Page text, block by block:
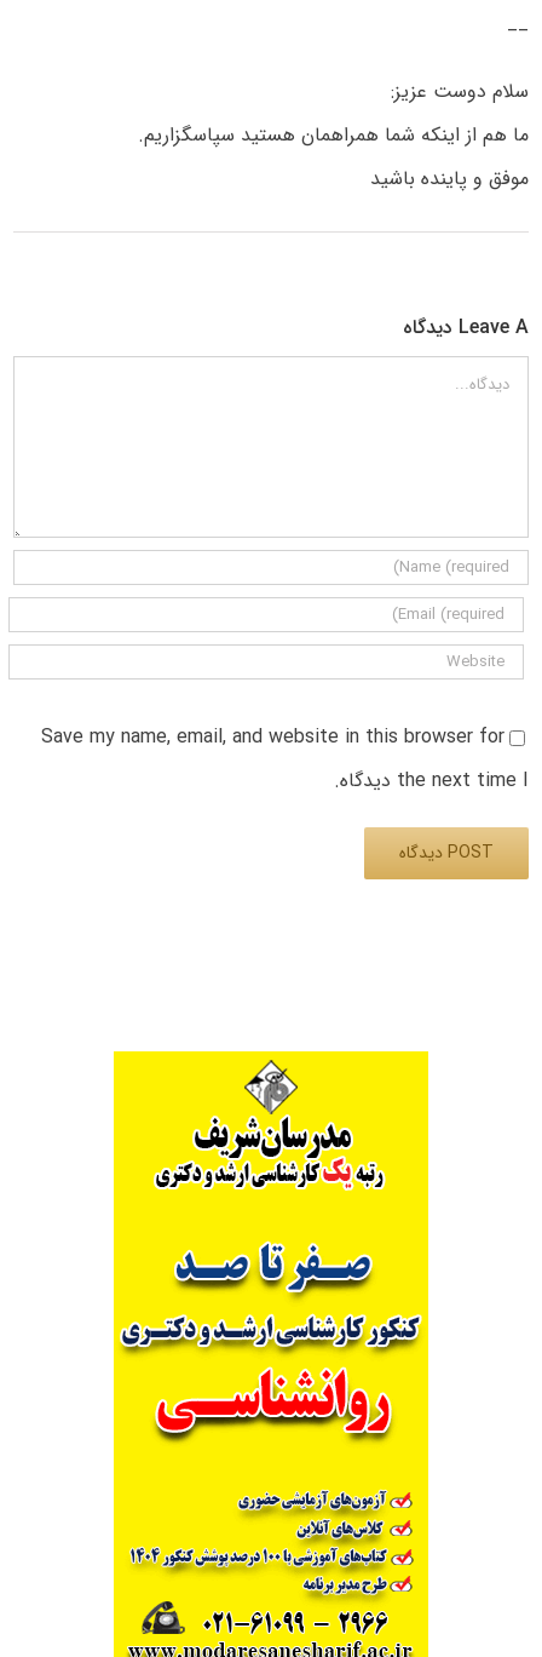
__
سلام دوست عزیز:
ما هم از اینکه شما همراهمان هستید سپاسگزاریم.
موفق و پاینده باشید
Leave A دیدگاه
دیدگاه
Save my name, email, and website in this browser for
the next time I دیدگاه.